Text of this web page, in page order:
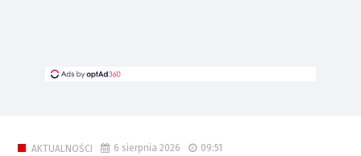
AKTUALNOŚCI 6 sierpnia 2026 09:51